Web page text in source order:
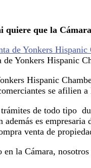
que la
Yonkers Hispanic
Hispanic
se afilien
de todo tipo
es
venta de
en la Cámara,